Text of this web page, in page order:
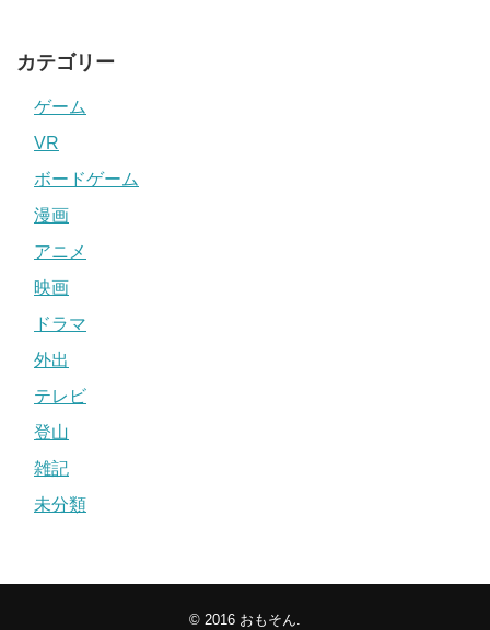
カテゴリー
ゲーム
VR
ボードゲーム
漫画
アニメ
映画
ドラマ
外出
テレビ
登山
雑記
未分類
© 2016 おもそん.